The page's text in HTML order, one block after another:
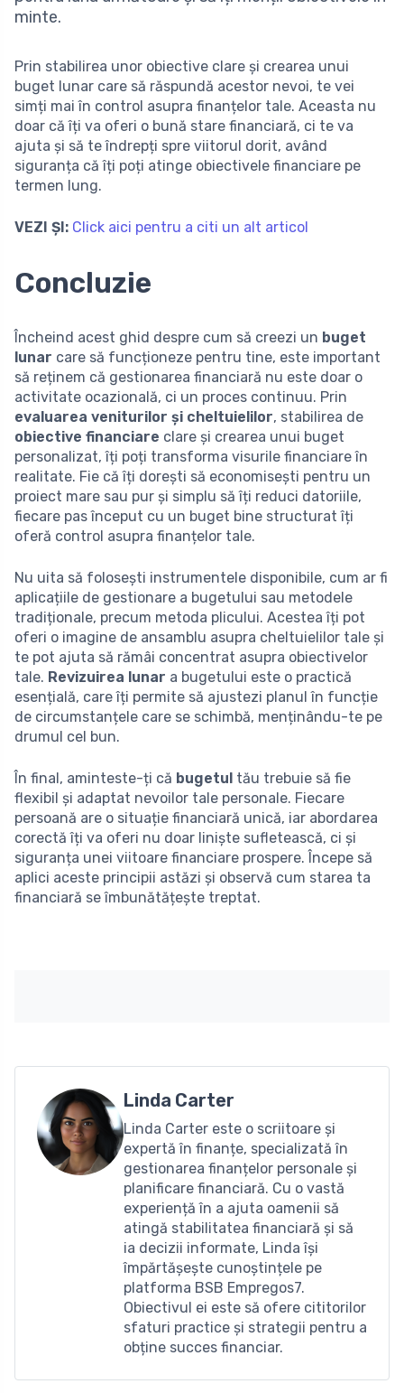
minte.
Prin stabilirea unor obiective clare și crearea unui
buget lunar care să răspundă acestor nevoi, te vei
simți mai în control asupra finanțelor tale. Aceasta nu
doar că îți va oferi o bună stare financiară, ci te va
ajuta și să te îndrepți spre viitorul dorit, având
siguranța că îți poți atinge obiectivele financiare pe
termen lung.
VEZI ȘI: Click aici pentru a citi un alt articol
Concluzie
Încheind acest ghid despre cum să creezi un buget
lunar care să funcționeze pentru tine, este important
să reținem că gestionarea financiară nu este doar o
activitate ocazională, ci un proces continuu. Prin
evaluarea veniturilor și cheltuielilor, stabilirea de
obiective financiare clare și crearea unui buget
personalizat, îți poți transforma visurile financiare în
realitate. Fie că îți dorești să economisești pentru un
proiect mare sau pur și simplu să îți reduci datoriile,
fiecare pas început cu un buget bine structurat îți
oferă control asupra finanțelor tale.
Nu uita să folosești instrumentele disponibile, cum ar fi
aplicațiile de gestionare a bugetului sau metodele
tradiționale, precum metoda plicului. Acestea îți pot
oferi o imagine de ansamblu asupra cheltuielilor tale și
te pot ajuta să rămâi concentrat asupra obiectivelor
tale. Revizuirea lunar a bugetului este o practică
esențială, care îți permite să ajustezi planul în funcție
de circumstanțele care se schimbă, menținându-te pe
drumul cel bun.
În final, aminteste-ți că bugetul tău trebuie să fie
flexibil și adaptat nevoilor tale personale. Fiecare
persoană are o situație financiară unică, iar abordarea
corectă îți va oferi nu doar liniște sufletească, ci și
siguranța unei viitoare financiare prospere. Începe să
aplici aceste principii astăzi și observă cum starea ta
financiară se îmbunătățește treptat.
Linda Carter
Linda Carter este o scriitoare și
expertă în finanțe, specializată în
gestionarea finanțelor personale și
planificare financiară. Cu o vastă
experiență în a ajuta oamenii să
atingă stabilitatea financiară și să
ia decizii informate, Linda își
împărtășește cunoștințele pe
platforma BSB Empregos7.
Obiectivul ei este să ofere cititorilor
sfaturi practice și strategii pentru a
obține succes financiar.